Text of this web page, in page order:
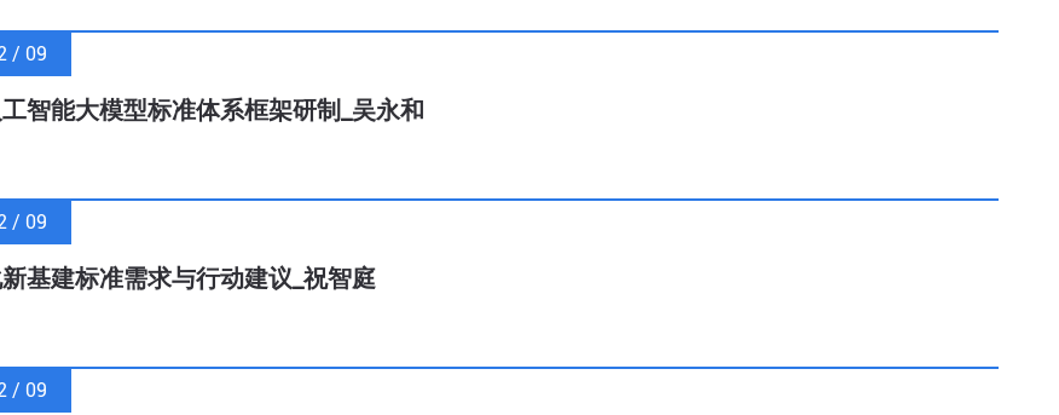
/ 09
智能大模型标准体系框架研制_吴永和
/ 09
基建标准需求与行动建议_祝智庭
/ 09